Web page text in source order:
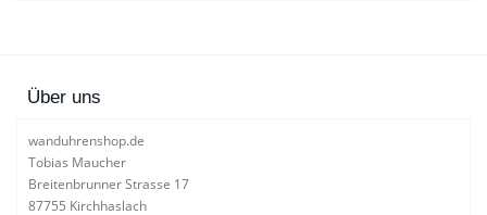
Über uns
wanduhrenshop.de
Tobias Maucher
Breitenbrunner Strasse 17
87755 Kirchhaslach